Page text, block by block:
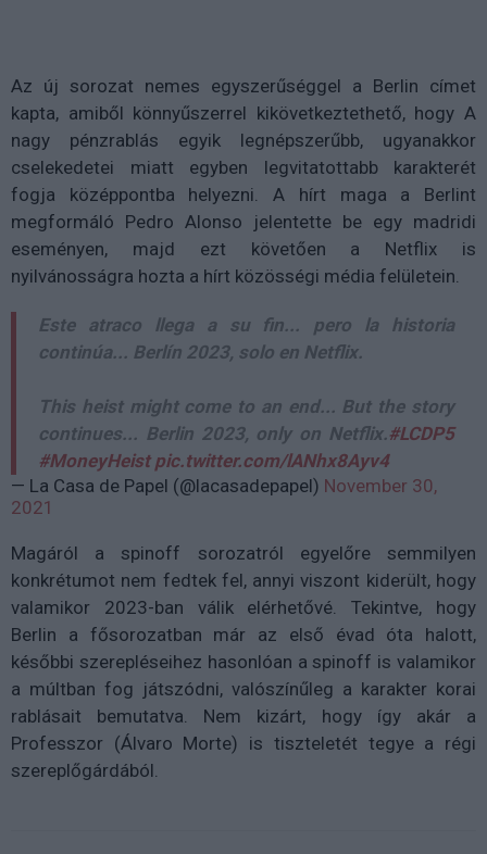
Az új sorozat nemes egyszerűséggel a Berlin címet
kapta, amiből könnyűszerrel kikövetkeztethető, hogy A
nagy pénzrablás egyik legnépszerűbb, ugyanakkor
cselekedetei miatt egyben legvitatottabb karakterét
fogja középpontba helyezni. A hírt maga a Berlint
megformáló Pedro Alonso jelentette be egy madridi
eseményen, majd ezt követően a Netflix is
nyilvánosságra hozta a hírt közösségi média felületein.
Este atraco llega a su fin... pero la historia
continúa... Berlín 2023, solo en Netflix.
This heist might come to an end... But the story
continues... Berlin 2023, only on Netflix.#LCDP5
#MoneyHeist pic.twitter.com/lANhx8Ayv4
— La Casa de Papel (@lacasadepapel) November 30,
2021
Magáról a spinoff sorozatról egyelőre semmilyen
konkrétumot nem fedtek fel, annyi viszont kiderült, hogy
valamikor 2023-ban válik elérhetővé. Tekintve, hogy
Berlin a fősorozatban már az első évad óta halott,
későbbi szerepléseihez hasonlóan a spinoff is valamikor
a múltban fog játszódni, valószínűleg a karakter korai
rablásait bemutatva. Nem kizárt, hogy így akár a
Professzor (Álvaro Morte) is tiszteletét tegye a régi
szereplőgárdából.